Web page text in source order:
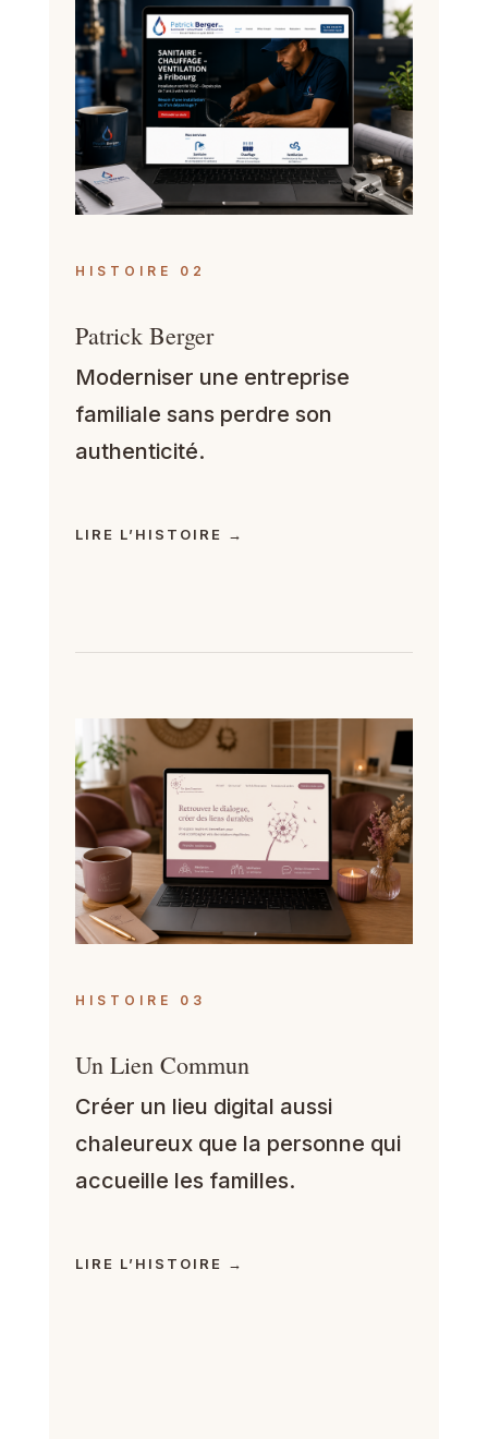
HISTOIRE 02
Patrick Berger
Moderniser une entreprise
familiale sans perdre son
authenticité.
LIRE L’HISTOIRE →
HISTOIRE 03
Un Lien Commun
Créer un lieu digital aussi
chaleureux que la personne qui
accueille les familles.
LIRE L’HISTOIRE →